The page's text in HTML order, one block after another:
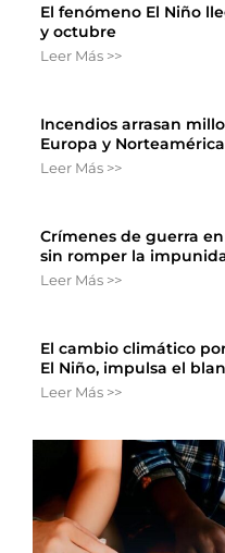
El fenómeno El Niño
y octubre
Leer Más >>
Incendios arrasan
Europa y Norteamérica
Leer Más >>
Crímenes de guerra
sin romper la
Leer Más >>
El cambio climático
El Niño, impulsa el
Leer Más >>